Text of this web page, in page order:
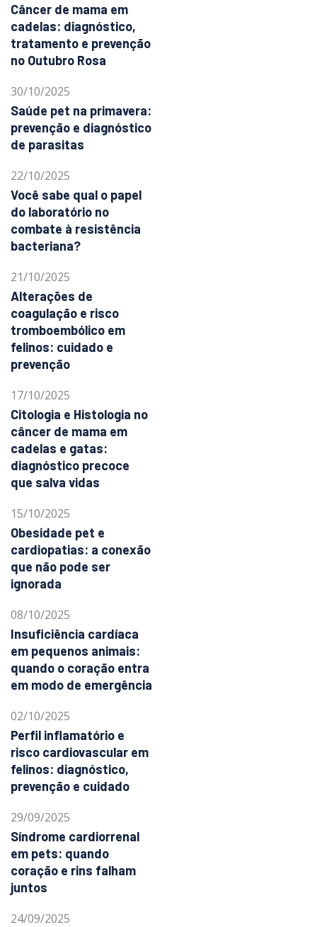
Câncer de mama em
cadelas: diagnóstico,
tratamento e prevenção
no Outubro Rosa
30/10/2025
Saúde pet na primavera:
prevenção e diagnóstico
de parasitas
22/10/2025
Você sabe qual o papel
do laboratório no
combate à resistência
bacteriana?
21/10/2025
Alterações de
coagulação e risco
tromboembólico em
felinos: cuidado e
prevenção
17/10/2025
Citologia e Histologia no
câncer de mama em
cadelas e gatas:
diagnóstico precoce
que salva vidas
15/10/2025
Obesidade pet e
cardiopatias: a conexão
que não pode ser
ignorada
08/10/2025
Insuficiência cardíaca
em pequenos animais:
quando o coração entra
em modo de emergência
02/10/2025
Perfil inflamatório e
risco cardiovascular em
felinos: diagnóstico,
prevenção e cuidado
29/09/2025
Síndrome cardiorrenal
em pets: quando
coração e rins falham
juntos
24/09/2025